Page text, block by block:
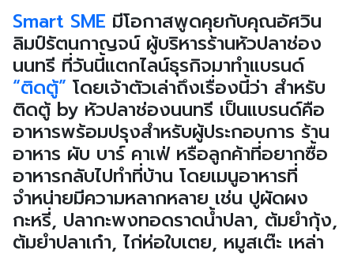
Smart SME มีโอกาสพูดคุยกับคุณอัศวิน
ลิมป์รัตนกาญจน์ ผู้บริหารร้านหัวปลาช่อง
นนทรี ที่วันนี้แตกไลน์ธุรกิจมาทำแบรนด์
“ติดตู้” โดยเจ้าตัวเล่าถึงเรื่องนี้ว่า สำหรับ
ติดตู้ by หัวปลาช่องนนทรี เป็นแบรนด์คือ
อาหารพร้อมปรุงสำหรับผู้ประกอบการ ร้าน
อาหาร ผับ บาร์ คาเฟ่ หรือลูกค้าที่อยากซื้อ
อาหารกลับไปทำที่บ้าน โดยเมนูอาหารที่
จำหน่ายมีความหลากหลาย เช่น ปูผัดผง
กะหรี่, ปลากะพงทอดราดน้ำปลา, ต้มยำกุ้ง,
ต้มยำปลาเก๋า, ไก่ห่อใบเตย, หมูสเต๊ะ เหล่า